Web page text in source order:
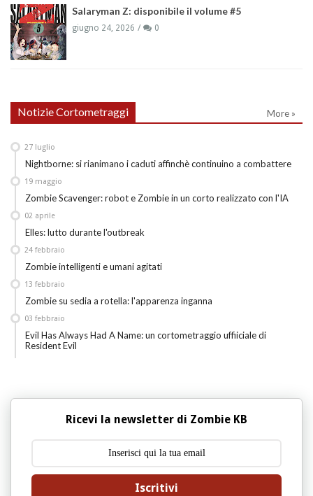
Salaryman Z: disponibile il volume #5
giugno 24, 2026 0
Notizie Cortometraggi More »
Nightborne: si rianimano i caduti affinchè continuino a combattere
27 luglio
Zombie Scavenger: robot e Zombie in un corto realizzato con l'IA
19 maggio
Elles: lutto durante l'outbreak
02 aprile
Zombie intelligenti e umani agitati
24 febbraio
Zombie su sedia a rotella: l'apparenza inganna
13 febbraio
Evil Has Always Had A Name: un cortometraggio uffiiciale di
Resident Evil
03 febbraio
Ricevi la newsletter di Zombie KB
Iscritivi